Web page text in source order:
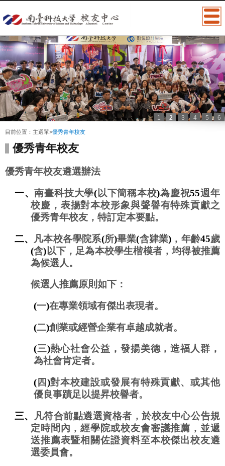
1 2 3 4 5
6
目前位置： 主選單>優秀青年校友
優秀青年校友
優秀青年校友遴選辦法
一、南臺科技大學( 以下簡稱本校)為慶祝55週年
校慶， 表揚對本校形象與聲譽有特殊貢獻之
優秀青年校友，特訂定本要點。
二、 凡本校各學院系(所)畢業(含肄業) ，年齡45歲
(含) 以下，足為本校學生楷模者，均得被推薦
為候選人。
候選人推薦原則如下：
(一)在專業領域有傑出表現者。
(二)創業或經營企業有卓越成就者。
(三)熱心社會公益，發揚美德，造福人群，
為社會肯定者。
(四)對本校建設或發展有特殊貢獻、或其他
優良事蹟足以提昇校譽者。
三、
凡符合前點遴選資格者，於校友中心公告規
定時間內，經學院或校友會審議推薦，並遞
送推薦表暨相關佐證資料至本校傑出校友遴
選委員會。